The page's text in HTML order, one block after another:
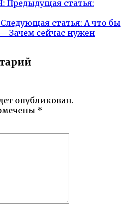
Предыдущая статья:
Следующая статья: А что бы
Зачем сейчас нужен
опубликован.
*